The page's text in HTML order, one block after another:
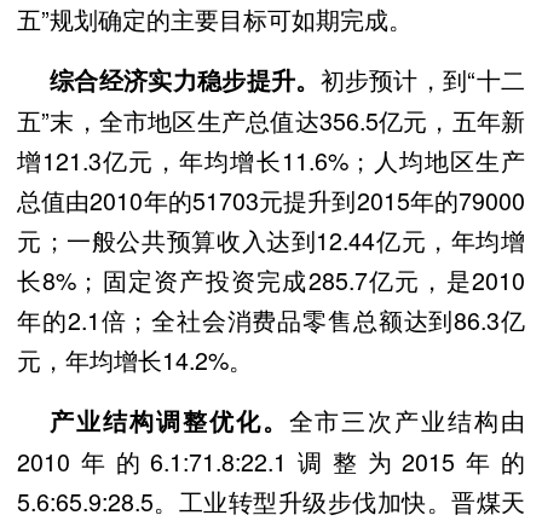
五”规划确定的主要目标可如期完成。
综合经济实力稳步提升。 初步预计，到“十二
五”末，全市地区生产总值达356.5亿元，五年新
增121.3亿元，年均增长11.6%；人均地区生产
总值由2010年的51703元提升到2015年的79000
元；一般公共预算收入达到12.44亿元，年均增
长8%；固定资产投资完成285.7亿元，是2010
年的2.1倍；全社会消费品零售总额达到86.3亿
元，年均增长14.2%。
产业结构调整优化。 全市三次产业结构由
2010年的6.1:71.8:22.1调整为2015年的
5.6:65.9:28.5。工业转型升级步伐加快。晋煤天